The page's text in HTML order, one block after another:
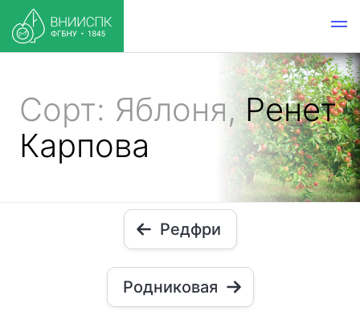
Сорт: Яблоня,Ренет
Карпова
Редфри
Родниковая